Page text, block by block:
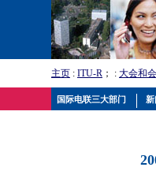
主页 : ITU-R ； : 大会和
国际电联三大部门 新